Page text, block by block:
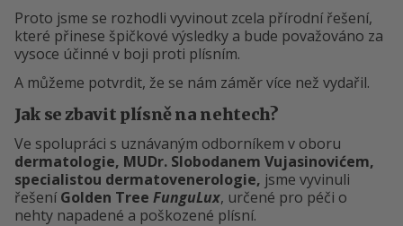
Proto jsme se rozhodli vyvinout zcela přírodní řešení,
které přinese špičkové výsledky a bude považováno za
vysoce účinné v boji proti plísním.
A můžeme potvrdit, že se nám záměr více než vydařil.
Jak se zbavit plísně na nehtech?
Ve spolupráci s uznávaným odborníkem v oboru
dermatologie, MUDr. Slobodanem Vujasinovićem,
specialistou dermatovenerologie, jsme vyvinuli
řešeníGolden Tree FunguLux, určené pro péči o
nehty napadené a poškozené plísní.